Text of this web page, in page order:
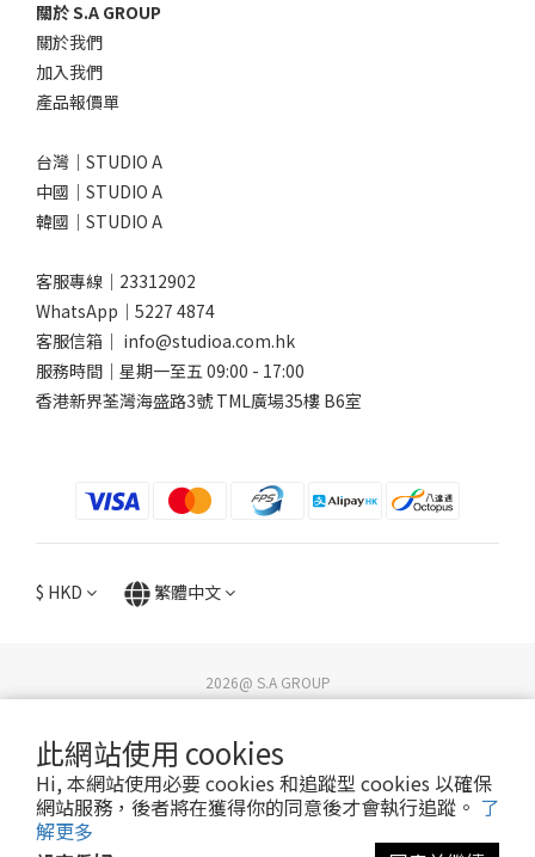
此網站使用 cookies
Hi, 本網站使用必要 cookies 和追蹤型 cookies 以確保
網站服務，後者將在獲得你的同意後才會執行追蹤。 了
解更多
關於 S.A GROUP
關於我們
加入我們
產品報價單
台灣｜STUDIO A
中國｜STUDIO A
韓國｜STUDIO A
客服專線｜23312902
WhatsApp｜ 5227 4874
客服信箱｜ info@studioa.com.hk
服務時間｜星期一至五 09:00 - 17:00
香港新界荃灣海盛路3號 TML廣場35樓 B6室
$ HKD 繁體中文
2026@ S.A GROUP
隱私權政策｜ 退換貨政策 送貨政策